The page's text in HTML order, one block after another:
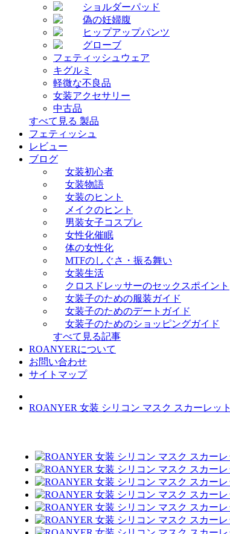
ショルダーパッド
偽の妊婦腹
ヒップアップパンツ
グローブ
フェティッシュウェア
キグルミ
軽微な不良品
女装アクセサリー
中古品
すべて見る 製品
フェティッシュ
レビュー
ブログ
女装初心者
女装物語
女装のヒント
メイクのヒント
男装女子コスプレ
女性化催眠
体の女性化
MTFのしぐさ・振る舞い
女装生活
クロスドレッサーのセックスポイント
女装子のための服装ガイド
女装子のためのデートガイド
女装子のためのショッピングガイド
すべて見る記事
ROANYERについて
お問い合わせ
サイトマップ
ROANYER 女装 シリコン マスク スカーレット